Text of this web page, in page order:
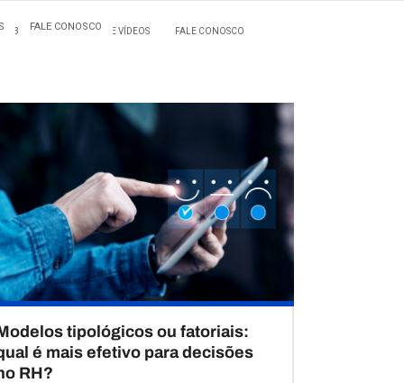
BLOG MATERIAIS E VÍDEOS FALE CONOSCO
FALE CONOSCO
tipológicos ou fatoriais:
é mais efetivo para decisões
RH?